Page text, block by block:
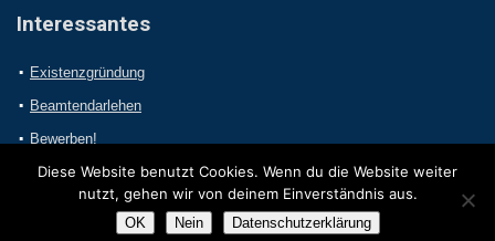
Interessantes
Existenzgründung
Beamtendarlehen
Bewerben!
2017 Online-Presseportal.com. Alle Rechte vorbehalten.
Diese Website benutzt Cookies. Wenn du die Website weiter
nutzt, gehen wir von deinem Einverständnis aus.
OK Nein Datenschutzerklärung